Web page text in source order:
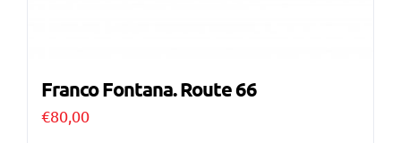
Franco Fontana. Route 66
€80,00